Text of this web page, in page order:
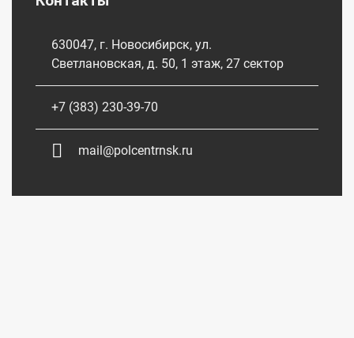
630047, г. Новосибирск, ул.
Светлановская, д. 50, 1 этаж, 27 сектор
+7 (383) 230-39-70
mail@polcentrnsk.ru